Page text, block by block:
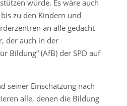
würde. Es wäre auch
zu den Kindern und
an alle gedacht
der auch in der
Bildung“ (AfB) der SPD auf
seiner Einschätzung nach
alle, denen die Bildung